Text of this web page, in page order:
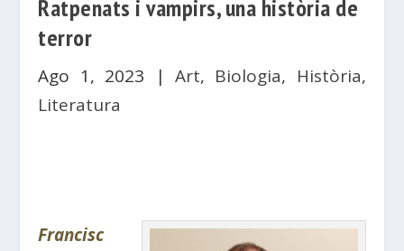
Ratpenats i vampirs, una història de
terror
Ago 1, 2023 | Art, Biologia, Història,
Literatura
Francisc